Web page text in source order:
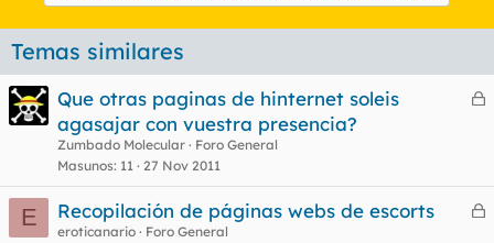
Temas similares
C
a
d
Que otras paginas de hinternet soleis
agasajar con vuestra presencia?
Zumbado Molecular
Foro General
Masunos 11 27 Nov 2011
E
C
Recopilación de páginas webs de escorts
eroticanario
Foro General